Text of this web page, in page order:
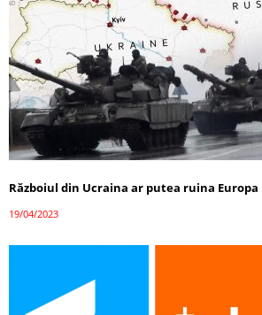
Războiul din Ucraina ar putea ruina Europa
19/04/2023